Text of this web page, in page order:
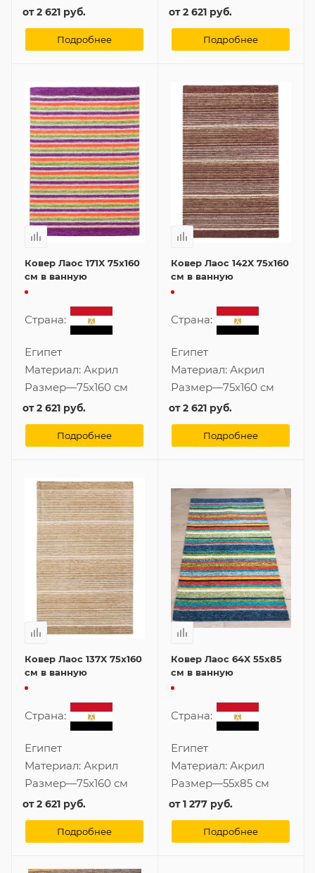
от2 621 руб.
Подробнее
от2 621 руб.
Подробнее
Ковер Лаос 171X 75x160
см в ванную
Страна:
Египет
Материал: Акрил
Размер—75x160 см
от2 621 руб.
Подробнее
Ковер Лаос 142X 75x160
см в ванную
Страна:
Египет
Материал: Акрил
Размер—75x160 см
от2 621 руб.
Подробнее
Ковер Лаос 137X 75x160
см в ванную
Страна:
Египет
Материал: Акрил
Размер—75x160 см
от2 621 руб.
Подробнее
Ковер Лаос 64X 55x85
см в ванную
Страна:
Египет
Материал: Акрил
Размер—55x85 см
от1 277 руб.
Подробнее